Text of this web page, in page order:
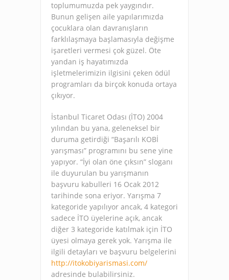
toplumumuzda pek yaygındır.
Bunun gelişen aile yapılarımızda
çocuklara olan davranışların
farklılaşmaya başlamasıyla değişme
işaretleri vermesi çok güzel. Öte
yandan iş hayatımızda
işletmelerimizin ilgisini çeken ödül
programları da birçok konuda ortaya
çıkıyor.
İstanbul Ticaret Odası (İTO) 2004
yılından bu yana, geleneksel bir
duruma getirdiği “Başarılı KOBİ
yarışması” programını bu sene yine
yapıyor. “İyi olan öne çıksın” sloganı
ile duyurulan bu yarışmanın
başvuru kabulleri 16 Ocak 2012
tarihinde sona eriyor. Yarışma 7
kategoride yapılıyor ancak, 4 kategori
sadece İTO üyelerine açık, ancak
diğer 3 kategoride katılmak için İTO
üyesi olmaya gerek yok. Yarışma ile
ilgili detayları ve başvuru belgelerini
http://itokobiyarismasi.com/
adresinde bulabilirsiniz.